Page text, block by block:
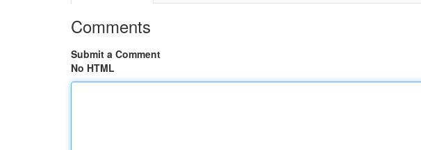
Comments
Submit a Comment
No HTML